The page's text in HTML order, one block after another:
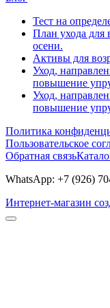
Тест на
План ухода для
осени.
Активы для
Уход,
повышение
Уход,
повышение
Политика
Пользовательское
Обратная связь
WhatsApp: +7 (926)
Интернет-магазин